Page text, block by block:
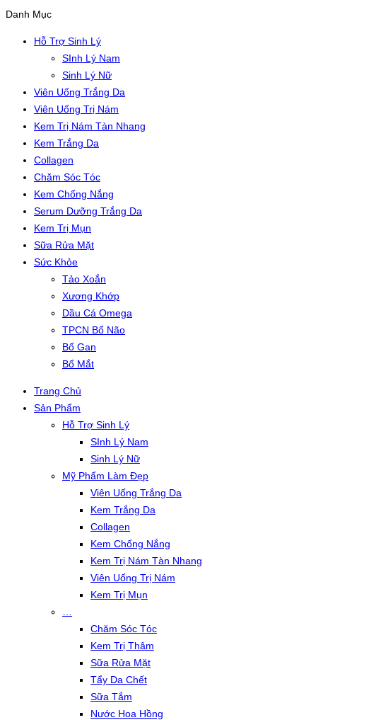
Danh Mục
Hỗ Trợ Sinh Lý
SInh Lý Nam
Sinh Lý Nữ
Viên Uống Trắng Da
Viên Uống Trị Nám
Kem Trị Nám Tàn Nhang
Kem Trắng Da
Collagen
Chăm Sóc Tóc
Kem Chống Nắng
Serum Dưỡng Trắng Da
Kem Trị Mụn
Sữa Rửa Mặt
Sức Khỏe
Tảo Xoắn
Xương Khớp
Dầu Cá Omega
TPCN Bổ Não
Bổ Gan
Bổ Mắt
Trang Chủ
Sản Phẩm
Hỗ Trợ Sinh Lý
SInh Lý Nam
Sinh Lý Nữ
Mỹ Phẩm Làm Đẹp
Viên Uống Trắng Da
Kem Trắng Da
Collagen
Kem Chống Nắng
Kem Trị Nám Tàn Nhang
Viên Uống Trị Nám
Kem Trị Mụn
Chăm Sóc Tóc
Kem Trị Thâm
Sữa Rửa Mặt
Tẩy Da Chết
Sữa Tắm
Nước Hoa Hồng